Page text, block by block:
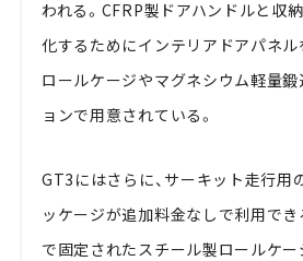
われる。CFRP製ドアハンドルと収
化するためにインテリアドアパネル
ロールケージやマグネシウム軽量
ョンで用意されている。
GT3にはさらに、サーキット走行用
ッケージが追加料金なしで利用でき
で固定されたスチール製ロールケー